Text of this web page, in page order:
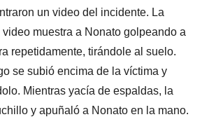
un video del incidente. La
muestra a Nonato golpeando a
repetidamente, tirándole al suelo.
se subió encima de la víctima y
Mientras yacía de espaldas, la
y apuñaló a Nonato en la mano.